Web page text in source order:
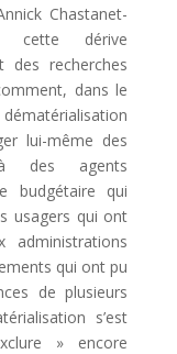
Chastanet-
cette dérive
des recherches
dans le
lui-même des
des agents
budgétaire qui
usagers qui ont
qui ont pu
de plusieurs
s’est
» encore